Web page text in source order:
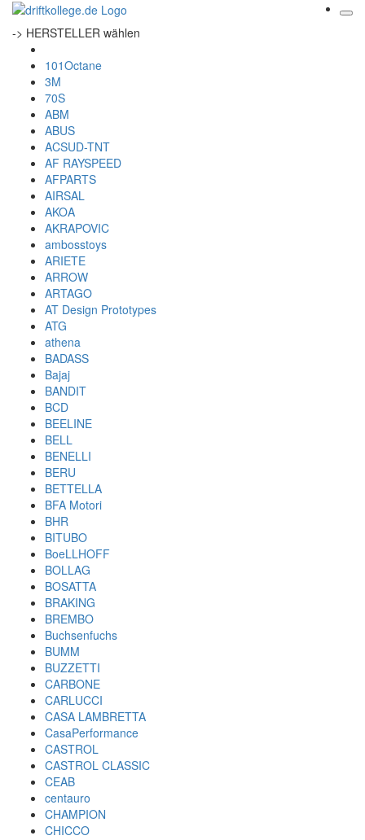
-> HERSTELLER wählen
101Octane
3M
70S
ABM
ABUS
ACSUD-TNT
AF RAYSPEED
AFPARTS
AIRSAL
AKOA
AKRAPOVIC
ambosstoys
ARIETE
ARROW
ARTAGO
AT Design Prototypes
ATG
athena
BADASS
Bajaj
BANDIT
BCD
BEELINE
BELL
BENELLI
BERU
BETTELLA
BFA Motori
BHR
BITUBO
BoeLLHOFF
BOLLAG
BOSATTA
BRAKING
BREMBO
Buchsenfuchs
BUMM
BUZZETTI
CARBONE
CARLUCCI
CASA LAMBRETTA
CasaPerformance
CASTROL
CASTROL CLASSIC
CEAB
centauro
CHAMPION
CHICCO